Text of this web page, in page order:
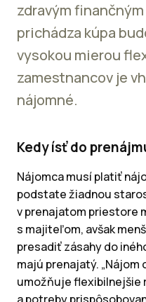
zdravým
prichádza kúpa
vysokou mierou
zamestnancov je
nájomné.
Kedy ísť do
Nájomca musí platiť
podstate žiadnou
v prenajatom priestore
s majiteľom, avšak
presadiť zásahy do
majú prenajatý.
umožňuje flexibilnejšie